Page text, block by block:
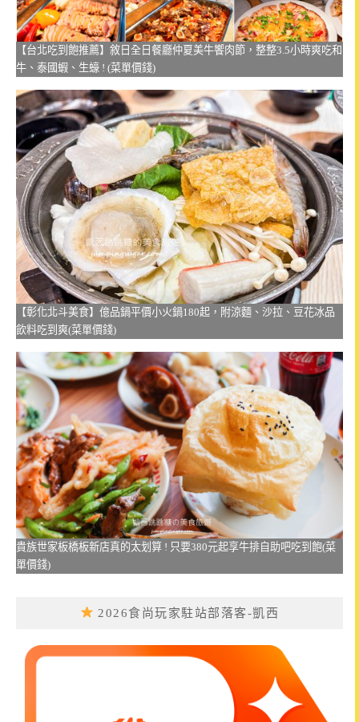
【台北吃到飽推薦】敘日全日餐廳仲夏美牛饗肉節，整整3.5小時爽吃和
牛、泰國蝦、生蠔 ! (菜單價錢)
【彰化北斗美食】億品鍋平價小火鍋180起，附涼麵、沙拉、豆花冰品
飲料吃到爽(菜單價錢)
貴族世家板橋板新店真的太划算 ! 只要380元起享牛排自助吧吃到飽(菜
單價錢)
2026食尚玩家駐站部落客-凱西